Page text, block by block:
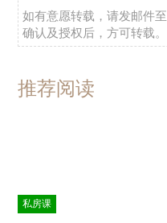
如有意愿转载，请发邮件至
确认及授权后，方可转载。
推荐阅读
私房课